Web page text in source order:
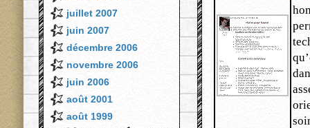
juillet 2007
juin 2007
décembre 2006
novembre 2006
juin 2006
août 2001
août 1999